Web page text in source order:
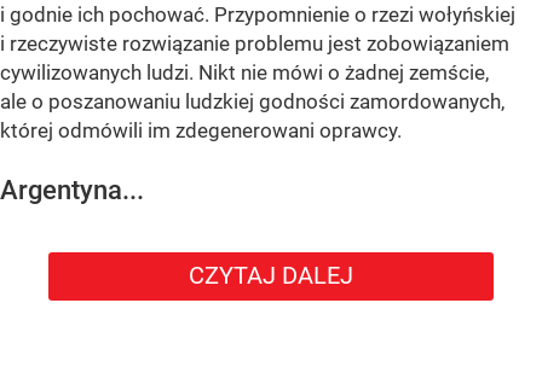
i godnie ich pochować. Przypomnienie o rzezi wołyńskiej
i rzeczywiste rozwiązanie problemu jest zobowiązaniem
cywilizowanych ludzi. Nikt nie mówi o żadnej zemście,
ale o poszanowaniu ludzkiej godności zamordowanych,
której odmówili im zdegenerowani oprawcy.
Argentyna...
CZYTAJ DALEJ